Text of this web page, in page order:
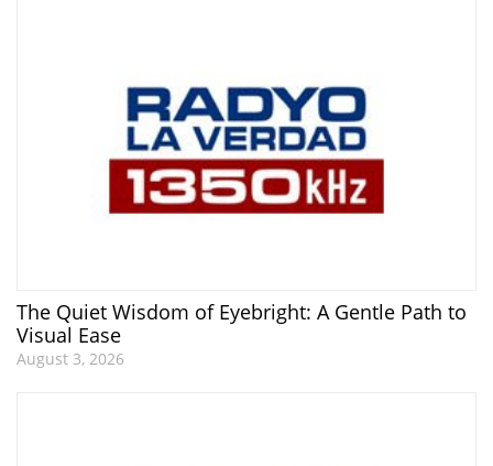
The Quiet Wisdom of Eyebright: A Gentle Path to
Visual Ease
August 3, 2026